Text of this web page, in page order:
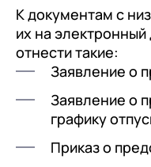
К документам с
их на
отнести такие:
Заявление о
Заявление о
графику
Приказ о